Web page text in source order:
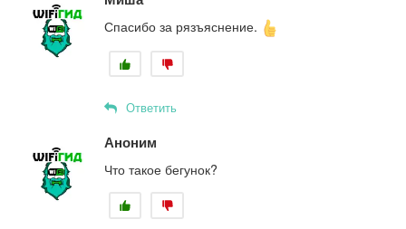
Спасибо за рязъяснение.
Ответить
Аноним
Что такое бегунок?